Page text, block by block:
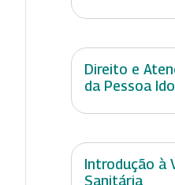
Direito e
da Pessoa
Introdução à
Sanitária